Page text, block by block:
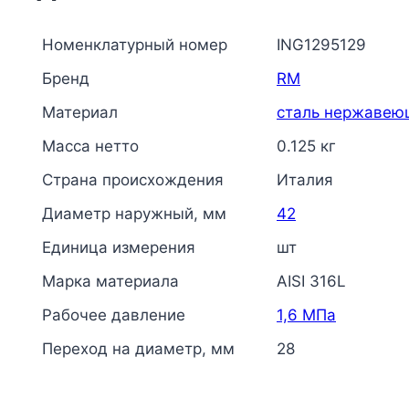
Номенклатурный номер
ING1295129
Бренд
RM
Материал
сталь
Масса нетто
0.125 кг
Страна происхождения
Италия
Диаметр наружный, мм
42
Единица измерения
шт
Марка материала
AISI 316L
Рабочее давление
1,6 МПа
Переход на диаметр, мм
28